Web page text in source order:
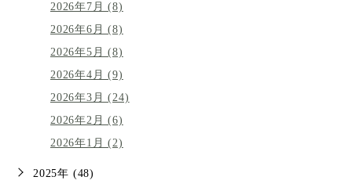
2026年7月 (8)
2026年6月 (8)
2026年5月 (8)
2026年4月 (9)
2026年3月 (24)
2026年2月 (6)
2026年1月 (2)
2025年 (48)